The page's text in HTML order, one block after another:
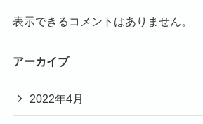
表示できるコメントはありません。
アーカイブ
2022年4月